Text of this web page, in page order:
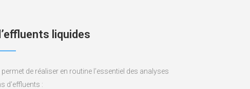
liquides
de réaliser en routine l’essentiel des analyses
d’effluents :